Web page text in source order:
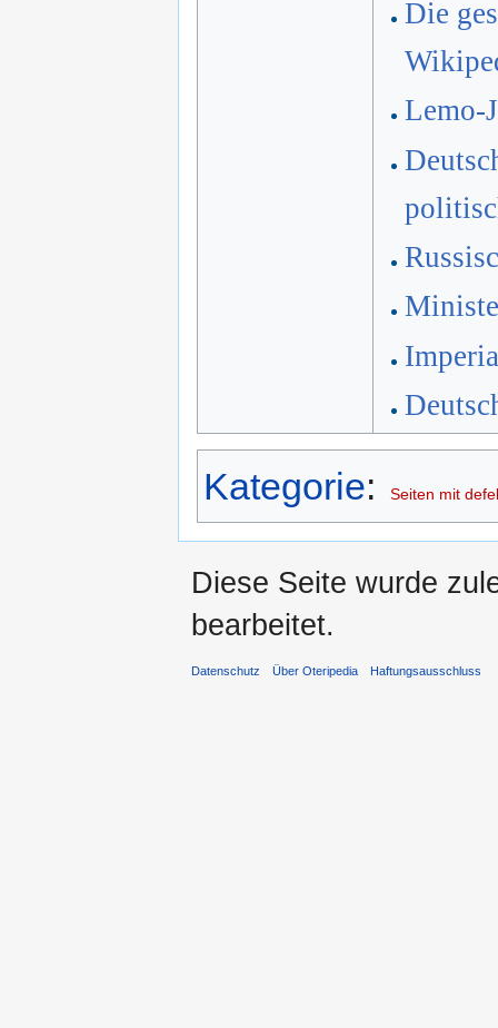
Die
Lemo-
Kategorie: Seiten mit
Diese Seite wurde
bearbeitet.
Datenschutz Über Oteripedia Haftungsausschluss